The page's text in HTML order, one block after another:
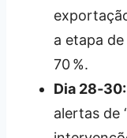
a etapa
70 %.
Dia 28‑30:
alertas de